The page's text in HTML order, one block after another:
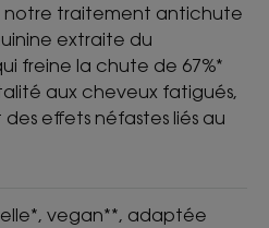
notre traitement antichute
extraite du
freine la chute de 67%*
aux cheveux fatigués,
effets néfastes liés au
vegan**, adaptée